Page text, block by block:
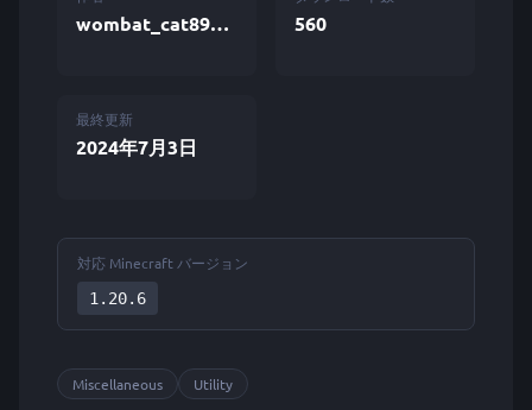
wombat_cat89775 560
最終更新
2024年7月3日
対応 Minecraft バージョン
1.20.6
Miscellaneous Utility